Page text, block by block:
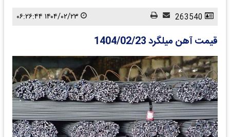
قیمت آهن میلگرد 1404/02/23